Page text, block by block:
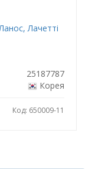
Лачетті
25187787
Корея
Код: 650009-11